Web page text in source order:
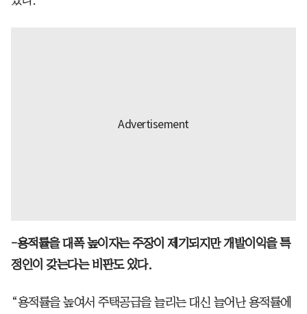
-용적률을 대폭 높이자는 주장이 제기되지만 개발이익을 특
정인이 갖는다는 비판도 있다.
“용적률을 높여서 주택공급을 늘리는 대신 늘어난 용적률에